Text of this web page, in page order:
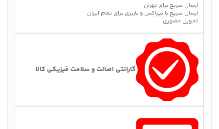
ارسال سریع برای تهران
ارسال سریع با تیپاکس و باربری برای تمام ایران
تحویل حضوری
گارانتی اصالت و سلامت فیزیکی کالا